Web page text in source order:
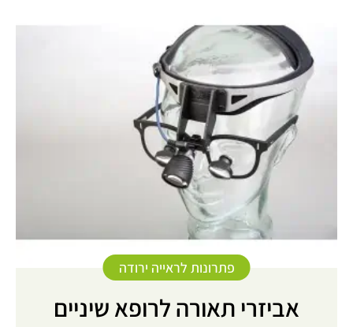
פתרונות לראייה ירודה
אביזרי תאורה לרופא שיניים